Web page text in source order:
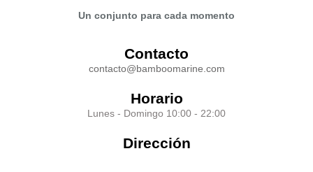
Un conjunto para cada momento
Contacto
contacto@bamboomarine.com
Horario
Lunes - Domingo 10:00 - 22:00
Dirección